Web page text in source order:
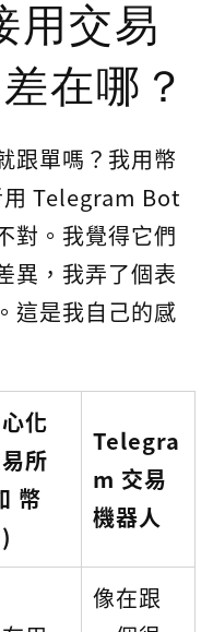
用交易
在哪？
跟單嗎？我用幣
用 Telegram Bot
對。我覺得它們
異，我弄了個表
這是我自己的感
化
所
幣
Telegra
m 交易
機器人
像在跟